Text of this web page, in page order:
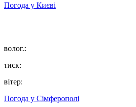
Погода у Києві
волог.:
тиск:
вітер:
Погода у Сімферополі